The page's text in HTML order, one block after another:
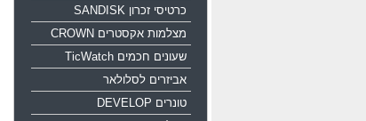
כרטיסי זכרון SANDISK
מצלמות אקסטרים CROWN
שעונים חכמים TicWatch
אביזרים לסלולאר
טונרים DEVELOP